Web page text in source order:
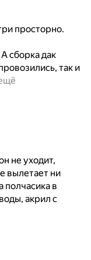
просторно.
сборка дак
так и
не уходит,
вылетает ни
полчасика в
акрил с